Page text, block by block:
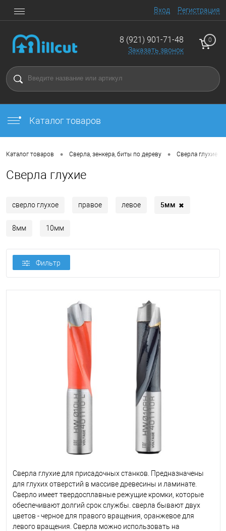
Вход Регистрация
8 (921) 901-71-48
Заказать звонок
0
Каталог товаров
Каталог товаров • Сверла, зенкера, биты по дереву • Сверла глухие
Сверла глухие
сверло глухое правое левое 5мм ✖
8мм 10мм
Фильтр
Сверла глухие для присадочных станков. Предназначены
для глухих отверстий в массиве древесины и ламинате.
Сверло имеет твердосплавные режущие кромки, которые
обеспечивают долгий срок службы. сверла бывают двух
цветов - черное для правого вращения, оранжевое для
левого вращения. Сверла можно использовать на